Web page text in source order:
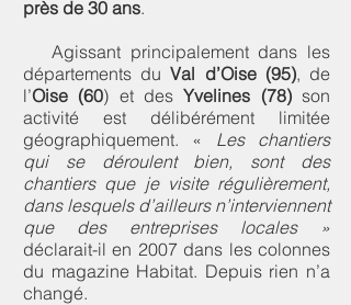
près de 30 ans.
Agissant principalement dans les
départements duVal d’Oise (95), de
l’Oise (60) et desYvelines (78)son
activité est délibérément limitée
géographiquement. « Les chantiers
qui se déroulent bien, sont des
chantiers que je visite régulièrement,
dans lesquels d’ailleurs n’interviennent
que des entreprises locales »
déclarait-il en 2007 dans les colonnes
du magazine Habitat. Depuis rien n’a
changé.